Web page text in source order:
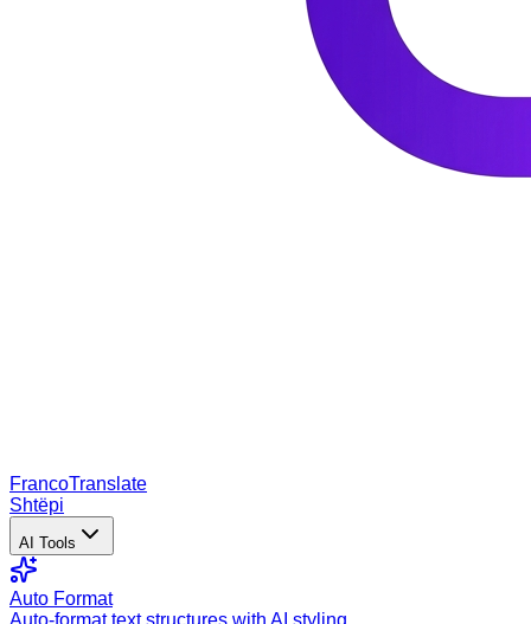
FrancoTranslate
Shtëpi
AI Tools
Auto Format
Auto-format text structures with AI styling